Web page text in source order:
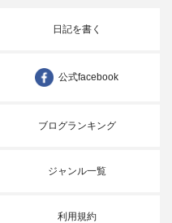
日記を書く
公式facebook
ブログランキング
ジャンル一覧
利用規約